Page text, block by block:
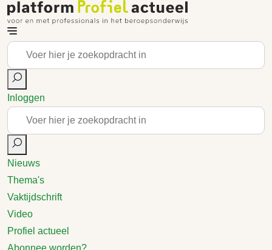
Inloggen
Nieuws
Thema's
Vaktijdschrift
Video
Profiel actueel
Abonnee worden?